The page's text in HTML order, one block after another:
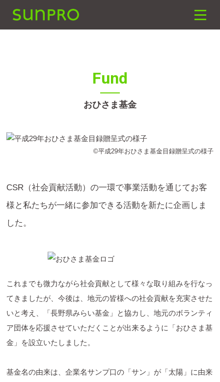
toggle
Fund
おひさま基金
©平成29年おひさま基金目録贈呈式の様子
CSR（社会貢献活動）の一環で事業活動を通じてお客
様と私たちが一緒に参加できる活動を新たに企画しま
した。
これまでも微力ながら社会貢献として様々な取り組みを行なっ
てきましたが、今後は、地元の皆様への社会貢献を充実させた
いと考え、「長野県みらい基金」と協カし、地元のボランティ
ア団体を応援させていただくことが出来るように「おひさま基
金」を設立いたしました。
基金名の由来は、企業名サンプ口の「サン」が「太陽」に由来